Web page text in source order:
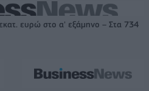
ευρώ στο α' εξάμηνο – Στα 734